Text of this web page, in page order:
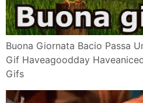
Buona Giornata Bacio Passa
Gif Haveagoodday
Gifs